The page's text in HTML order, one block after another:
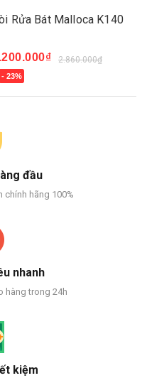
Rửa Bát Malloca K140
2.860.000₫
- 23%
đầu
chính hãng 100%
nhanh
hàng trong 24h
kiệm